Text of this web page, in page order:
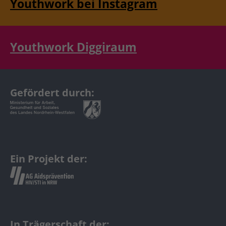
Youthwork bei Instagram
Youthwork Diggiraum
Gefördert durch:
Ein Projekt der: